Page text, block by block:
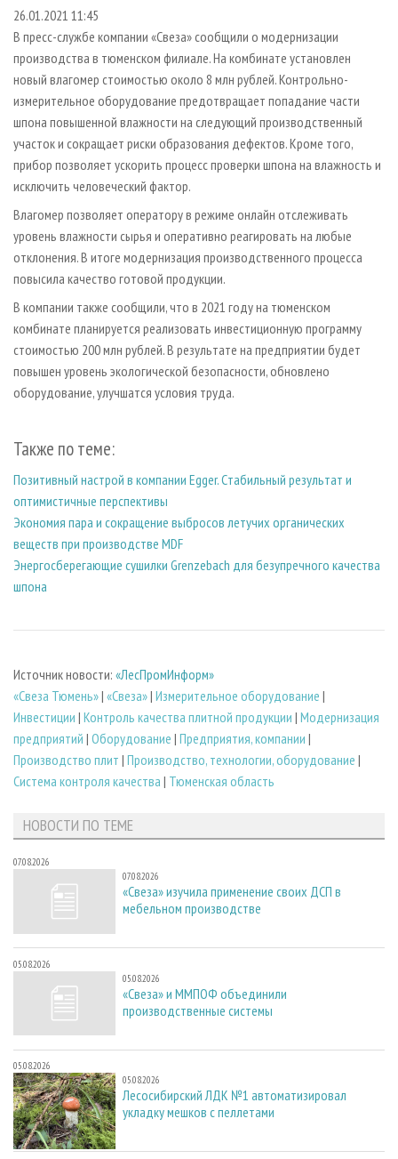
СУШКА ДРЕВЕСИНЫ
ПРОИЗВОДСТВО ДРЕВЕСНЫХ ПЛИТ
ДЕРЕВЯННОЕ ДОМОСТРОЕНИЕ
ПРОИЗВОДСТВО МЕБЕЛИ
БИОЭНЕРГЕТИКА
ЦБП
ИНСТРУМЕНТ И МАТЕРИАЛЫ
ПЕРСОНЫ
МОБИЛЬНЫЕ ВЫСТАВКИ
ОФИЦИАЛЬНЫЕ ДЕЛЕГАЦИИ
ПРИОРИТЕТНЫЕ ИНВЕСТПРОЕКТЫ
RUSSIAN FORESTRY REVIEW
ГАЗЕТА ЛЕСПРОМФОРУМ
БИБЛИОТЕКА СПЕЦИАЛИСТА
КОНТАКТЫ
РЕКЛАМА
РЕКЛАМА НА САЙТЕ
26.01.2021 11:45
В пресс-службе компании «Свеза» сообщили о модернизации
производства в тюменском филиале. На комбинате установлен
новый влагомер стоимостью около 8 млн рублей. Контрольно-
измерительное оборудование предотвращает попадание части
шпона повышенной влажности на следующий производственный
участок и сокращает риски образования дефектов. Кроме того,
прибор позволяет ускорить процесс проверки шпона на влажность и
исключить человеческий фактор.
Влагомер позволяет оператору в режиме онлайн отслеживать
уровень влажности сырья и оперативно реагировать на любые
отклонения. В итоге модернизация производственного процесса
повысила качество готовой продукции.
В компании также сообщили, что в 2021 году на тюменском
комбинате планируется реализовать инвестиционную программу
стоимостью 200 млн рублей. В результате на предприятии будет
повышен уровень экологической безопасности, обновлено
оборудование, улучшатся условия труда.
Также по теме:
Позитивный настрой в компании Egger. Cтабильный результат и
оптимистичные перспективы
Экономия пара и сокращение выбросов летучих органических
веществ при производстве MDF
Энергосберегающие сушилки Grenzebach для безупречного качества
шпона
Источник новости: «ЛесПромИнформ»
«Свеза Тюмень»| «Свеза»| Измерительное оборудование |
Инвестиции | Контроль качества плитной продукции | Модернизация
предприятий | Оборудование | Предприятия, компании |
Производство плит | Производство, технологии, оборудование |
Система контроля качества | Тюменская область
НОВОСТИ ПО ТЕМЕ
07.08.2026
07.08.2026
«Свеза» изучила применение своих ДСП в
мебельном производстве
05.08.2026
05.08.2026
«Свеза» и ММПОФ объединили
производственные системы
05.08.2026
05.08.2026
Лесосибирский ЛДК №1 автоматизировал
укладку мешков с пеллетами